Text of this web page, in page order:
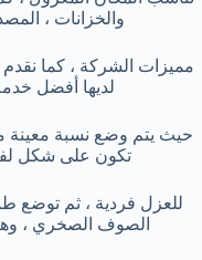
والخزانات ،
مميزات الشركة ، كما
لديها أفضل
حيث يتم وضع نسبة
تكون على شكل
للعزل فردية ، ثم توضع
الصوف الصخري ،